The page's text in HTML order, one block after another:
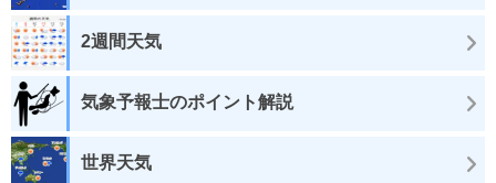
2週間天気
気象予報士のポイント解説
世界天気